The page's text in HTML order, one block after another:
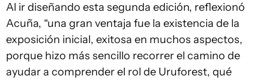
Al ir diseñando esta segunda edición, reflexionó
Acuña, “una gran ventaja fue la existencia de la
exposición inicial, exitosa en muchos aspectos,
porque hizo más sencillo recorrer el camino de
ayudar a comprender el rol de Uruforest, qué